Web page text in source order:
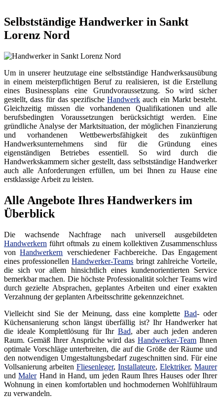
Selbstständige Handwerker in Sankt
Lorenz Nord
Um in unserer heutzutage eine selbstständige Handwerksausübung
in einem meisterpflichtigen Beruf zu realisieren, ist die Erstellung
eines Businessplans eine Grundvoraussetzung. So wird sicher
gestellt, dass für das spezifischeHandwerk auch ein Markt besteht.
Gleichzeitig müssen die vorhandenen Qualifikationen und alle
berufsbedingten Voraussetzungen berücksichtigt werden. Eine
gründliche Analyse der Marktsituation, der möglichen Finanzierung
und vorhandenen Wettbewerbsfähigkeit des zukünftigen
Handwerksunternehmens sind für die Gründung eines
eigenständigen Betriebes essentiell. So wird durch die
Handwerkskammern sicher gestellt, dass selbstständige Handwerker
auch alle Anforderungen erfüllen, um bei Ihnen zu Hause eine
erstklassige Arbeit zu leisten.
Alle Angebote Ihres Handwerkers im
Überblick
Die wachsende Nachfrage nach universell ausgebildeten
Handwerkern führt oftmals zu einem kollektiven Zusammenschluss
vonHandwerkern verschiedener Fachbereiche. Das Engagement
eines professionellenHandwerker-Teams bringt zahlreiche Vorteile,
die sich vor allem hinsichtlich eines kundenorientierten Service
bemerkbar machen. Die höchste Professionalität solcher Teams wird
durch gezielte Absprachen, geplantes Arbeiten und einer exakten
Verzahnung der geplanten Arbeitsschritte gekennzeichnet.
Vielleicht sind Sie der Meinung, dass eine kompletteBad- oder
Küchensanierung schon längst überfällig ist? Ihr Handwerker hat
die ideale Komplettlösung für Ihr Bad, aber auch jeden anderen
Raum. Gemäß Ihrer Ansprüche wird dasHandwerker-Team Ihnen
optimale Vorschläge unterbreiten, die auf die Größe der Räume und
den notwendigen Umgestaltungsbedarf zugeschnitten sind. Für eine
Vollsanierung arbeiten Fliesenleger, Installateure, Elektriker, Maurer
undMalerHand in Hand, um jeden Raum Ihres Hauses oder Ihrer
Wohnung in einen komfortablen und hochmodernen Wohlfühlraum
zu verwandeln.